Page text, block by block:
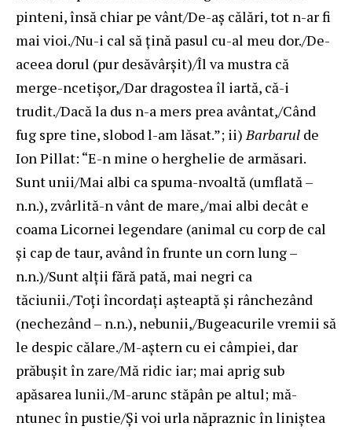
pinteni, însă chiar pe vânt/De-aş călări, tot n-ar fi
mai vioi./Nu-i cal să ţină pasul cu-al meu dor./De-
aceea dorul (pur desăvârşit)/Îl va mustra că
merge-ncetişor,/Dar dragostea îl iartă, că-i
trudit./Dacă la dus n-a mers prea avântat,/Când
fug spre tine, slobod l-am lăsat.”; ii) Barbarul de
Ion Pillat: “E-n mine o herghelie de armăsari.
Sunt unii/Mai albi ca spuma-nvoaltă (umflată –
n.n.), zvârlită-n vânt de mare,/mai albi decât e
coama Licornei legendare (animal cu corp de cal
şi cap de taur, având în frunte un corn lung –
n.n.)/Sunt alţii fără pată, mai negri ca
tăciunii./Toţi încordaţi aşteaptă şi rânchezând
(nechezând – n.n.), nebunii,/Bugeacurile vremii să
le despic călare./M-aştern cu ei câmpiei, dar
prăbuşit în zare/Mă ridic iar; mai aprig sub
apăsarea lunii./M-arunc stăpân pe altul; mă-
ntunec în pustie/Şi voi urla năpraznic în liniştea